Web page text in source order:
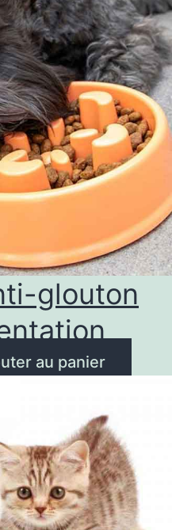
glouton
au panier